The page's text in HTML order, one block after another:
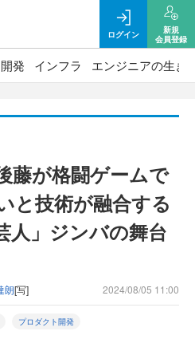
ログイン
新規
会員登録
発 インフラ エンジニアの生き
藤が格闘ゲームで
と技術が融合する
人」ジンバの舞台
朗[写] 2024/08/05 11:00
プロダクト開発